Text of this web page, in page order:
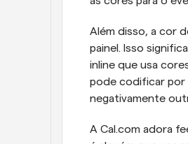
Além disso, a cor
painel. Isso
inline que usa
pode codificar por
negativamente
A Cal.com adora